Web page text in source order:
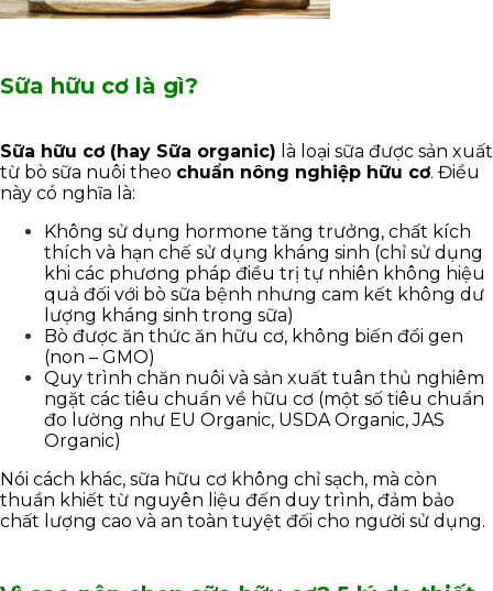
Sữa hữu cơ là gì?
Sữa hữu cơ (hay Sữa organic) là loại sữa được sản xuất
từ bò sữa nuôi theo chuẩn nông nghiệp hữu cơ. Điều
này có nghĩa là:
Không sử dụng hormone tăng trưởng, chất kích
thích và hạn chế sử dụng kháng sinh (chỉ sử dụng
khi các phương pháp điều trị tự nhiên không hiệu
quả đối với bò sữa bệnh nhưng cam kết không dư
lượng kháng sinh trong sữa)
Bò được ăn thức ăn hữu cơ, không biến đổi gen
(non – GMO)
Quy trình chăn nuôi và sản xuất tuân thủ nghiêm
ngặt các tiêu chuẩn về hữu cơ (một số tiêu chuẩn
đo lường như EU Organic, USDA Organic, JAS
Organic)
Nói cách khác, sữa hữu cơ không chỉ sạch, mà còn
thuần khiết từ nguyên liệu đến duy trình, đảm bảo
chất lượng cao và an toàn tuyệt đối cho người sử dụng.